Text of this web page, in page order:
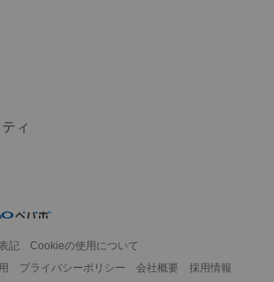
ィ
記
Cookieの使用について
プライバシーポリシー 会社概要
採用情報